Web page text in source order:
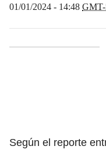
01/01/2024 - 14:48
Según el reporte